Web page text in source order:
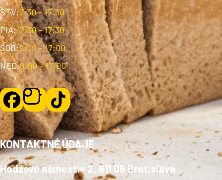
ŠTV:7:30 - 17:30
PIA: 7:30 - 17:30
SOB:9:00 - 17:00
NED:9:00 - 17:00
KONTAKTNÉ ÚDAJE
Hodžovo námestie 2, 811 06 Bratislava